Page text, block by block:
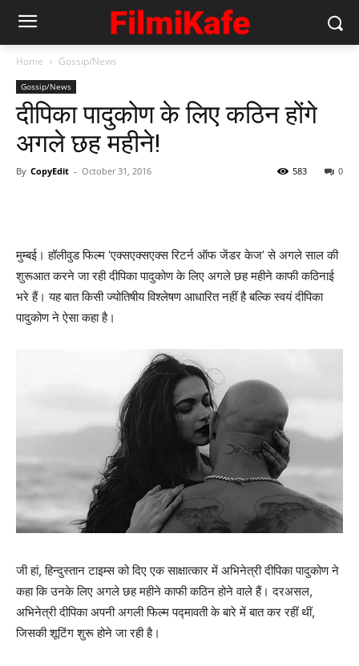
Home Gossip/News
Gossip/News
दीपिका पादुकोण के लिए कठिन होंगे
अगले छह महीने!
By CopyEdit - October 31, 2016 0
583
मुम्‍बई। हॉलीवुड फिल्‍म ‘एक्‍सएक्‍सएक्‍स रिटर्न ऑफ जेंडर केज’ से अगले साल की
शुरूआत करने जा रही दीपिका पादुकोण के लिए अगले छह महीने काफी कठिनाई
भरे हैं। यह बात किसी ज्‍योतिषीय विश्‍लेषण आधारित नहीं है बल्‍कि स्‍वयं दीपिका
पादुकोण ने ऐसा कहा है।
जी हां, हिन्‍दुस्‍तान टाइम्‍स को दिए एक साक्षात्‍कार में अभिनेत्री दीपिका पादुकोण ने
कहा कि उनके लिए अगले छह महीने काफी कठिन होने वाले हैं। दरअसल,
अभिनेत्री दीपिका अपनी अगली फिल्‍म पद्मावती के बारे में बात कर रहीं थीं,
जिसकी शूटिंग शुरू होने जा रही है।